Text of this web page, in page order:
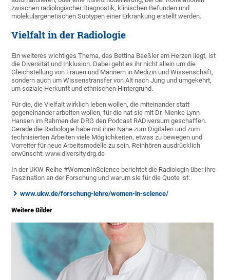
zwischen radiologischer Diagnostik, klinischen Befunden und
molekulargenetischen Subtypen einer Erkrankung erstellt werden.
Vielfalt in der Radiologie
Ein weiteres wichtiges Thema, das Bettina Baeßler am Herzen liegt, ist
die Diversität und Inklusion. Dabei geht es ihr nicht allein um die
Gleichstellung von Frauen und Männern in Medizin und Wissenschaft,
sondern auch um Wissenstransfer von Alt nach Jung und umgekehrt,
um soziale Herkunft und ethnischen Hintergrund.
Für die, die Vielfalt wirklich leben wollen, die miteinander statt
gegeneinander arbeiten wollen, für die hat sie mit Dr. Nienke Lynn
Hansen im Rahmen der DRG den Podcast RADiversum geschaffen.
Gerade die Radiologie habe mit ihrer Nähe zum Digitalen und zum
technisierten Arbeiten viele Möglichkeiten, etwas zu bewegen und
Vorreiter für neue Arbeitsmodelle zu sein. Reinhören ausdrücklich
erwünscht: www.diversity.drg.de
In der UKW-Reihe #WomenInScience berichtet die Radiologin über ihre
Faszination an der Forschung und warum sie für die Quote ist:
www.ukw.de/forschung-lehre/women-in-science/
Weitere Bilder